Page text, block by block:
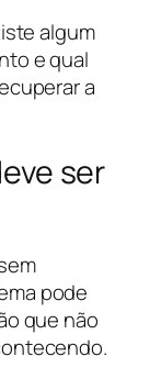
algum
e qual
a
ser
pode
que não